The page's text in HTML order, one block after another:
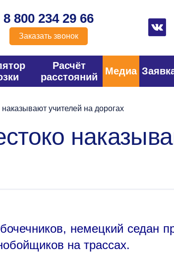
8 800 234 29 66
Заказать звонок
Расчёт
расстояний
Медиа
учителей на дорогах
немецкий седан
на трассах.